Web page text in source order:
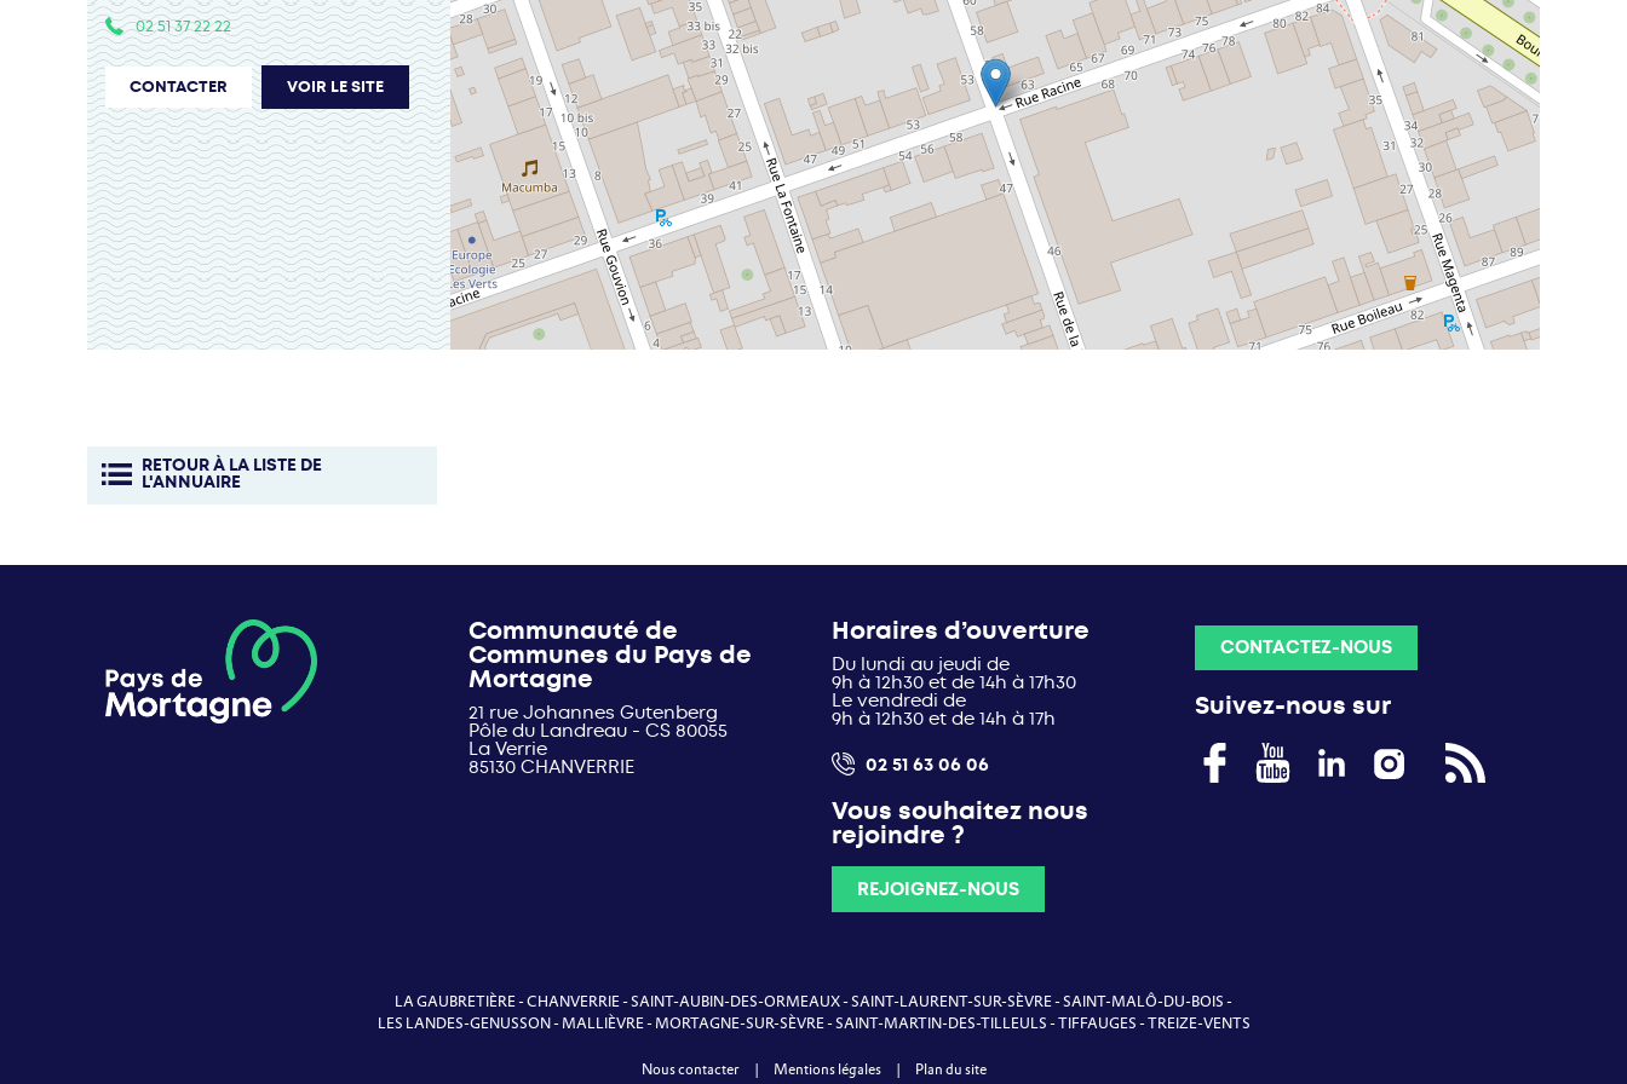
02 51 37 22 22
CONTACTER VOIR LE SITE
RETOUR À LA LISTE DE
L'ANNUAIRE
Communauté de
Communes du Pays de
Mortagne
21 rue Johannes Gutenberg
Pôle du Landreau - CS 80055
La Verrie
85130 CHANVERRIE
Horaires d’ouverture
Du lundi au jeudi de
9h à 12h30 et de 14h à 17h30
Le vendredi de
9h à 12h30 et de 14h à 17h
02 51 63 06 06
Vous souhaitez nous
rejoindre ?
REJOIGNEZ-NOUS
CONTACTEZ-NOUS
Suivez-nous sur
LA GAUBRETIÈRE-CHANVERRIE-SAINT-AUBIN-DES-ORMEAUX-SAINT-LAURENT-SUR-SÈVRE-SAINT-MALÔ-DU-BOIS-
LES LANDES-GENUSSON-MALLIÈVRE-MORTAGNE-SUR-SÈVRE-SAINT-MARTIN-DES-TILLEULS-TIFFAUGES-TREIZE-VENTS
Nous contacter | Mentions légales | Plan du site